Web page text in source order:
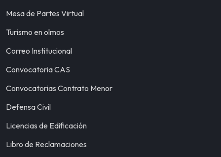
Mesa de Partes Virtual
Turismo en olmos
Correo Institucional
Convocatoria CAS
Convocatorias Contrato Menor
Defensa Civil
Licencias de Edificación
Libro de Reclamaciones